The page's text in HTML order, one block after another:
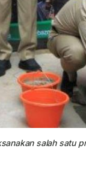
salah satu